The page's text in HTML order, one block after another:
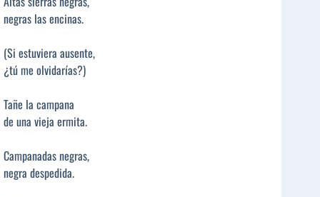
negras las encinas.
(Si estuviera ausente,
¿tú me olvidarías?)
Tañe la campana
de una vieja ermita.
Campanadas negras,
negra despedida.